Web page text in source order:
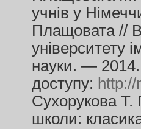
учнів у
Плащовата //
університету
науки. —
доступу:
Сухорукова Т.
школи: